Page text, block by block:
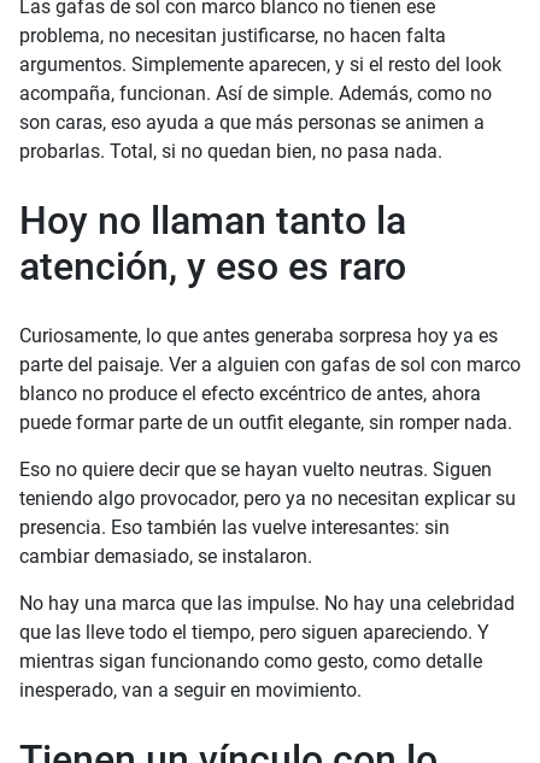
Las gafas de sol con marco blanco no tienen ese
problema, no necesitan justificarse, no hacen falta
argumentos. Simplemente aparecen, y si el resto del look
acompaña, funcionan. Así de simple. Además, como no
son caras, eso ayuda a que más personas se animen a
probarlas. Total, si no quedan bien, no pasa nada.
Hoy no llaman tanto la
atención, y eso es raro
Curiosamente, lo que antes generaba sorpresa hoy ya es
parte del paisaje. Ver a alguien con gafas de sol con marco
blanco no produce el efecto excéntrico de antes, ahora
puede formar parte de un outfit elegante, sin romper nada.
Eso no quiere decir que se hayan vuelto neutras. Siguen
teniendo algo provocador, pero ya no necesitan explicar su
presencia. Eso también las vuelve interesantes: sin
cambiar demasiado, se instalaron.
No hay una marca que las impulse. No hay una celebridad
que las lleve todo el tiempo, pero siguen apareciendo. Y
mientras sigan funcionando como gesto, como detalle
inesperado, van a seguir en movimiento.